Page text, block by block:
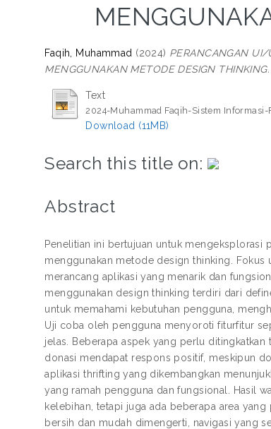
Faqih, Muhammad (2024) PERANCANGAN UI/
MENGGUNAKAN METODE DESIGN THINKING.
Text
2024-Muhammad Faqih-Sistem
Download (11MB)
Search this title on:
Abstract
Penelitian ini bertujuan untuk
menggunakan metode design thinking. Fokus
merancang aplikasi yang menarik dan
menggunakan design thinking terdiri dari
untuk memahami kebutuhan pengguna,
Uji coba oleh pengguna menyoroti fiturfitur
jelas. Beberapa aspek yang perlu
donasi mendapat respons positif, meskipun
aplikasi thrifting yang dikembangkan
yang ramah pengguna dan fungsional. Hasil
kelebihan, tetapi juga ada beberapa area
bersih dan mudah dimengerti, navigasi yang